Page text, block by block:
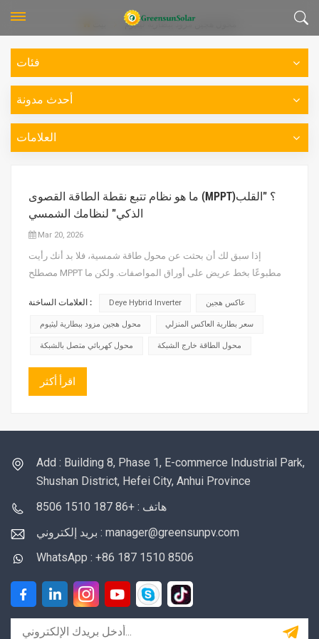
محول هجين مزود ببطارية ليثيوم
فئات
أحدث مدونة
العلامات
ما هو نظام تتبع نقطة الطاقة القصوى (MPPT)؟ "القلب
الذكي" لنظامك الشمسي
Mar 20, 2026
إذا سبق لك أن بحثت عن محول طاقة شمسية، فلا بد أنك رأيت
مصطلح MPPT مطبوعًا بخط عريض على أوراق المواصفات. ولكن ما
بسيطة. ما هو MPPT؟MPPT تعني تتبع نقطة الطاقة القصوى.إنها تقنية
تحكم ذكية تضمن تشغيل ألواح الطاقة الشمسية بأعلى كفاءة ممكنة.
تخ...
العلامات الساخنة : Deye Hybrid Inverter عاكس هجين
محول هجين مزود ببطارية ليثيوم سعر بطارية العاكس المنزلي
محول كهربائي متصل بالشبكة محول الطاقة خارج الشبكة
اقرأ أكثر
Add : Building 8, Phase 1, E-commerce Industrial Park,
Shushan District, Hefei City, Anhui Province
هاتف : +86 187 1510 8506
بريد إلكتروني : manager@greensunpv.com
WhatsApp : +86 187 1510 8506